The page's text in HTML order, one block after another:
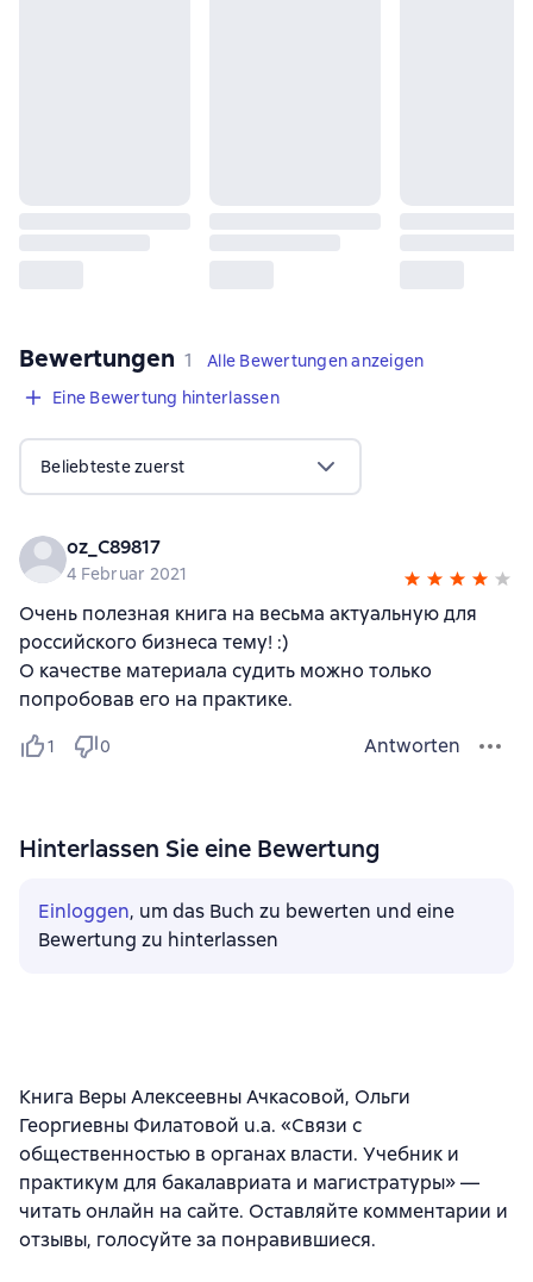
Bewertungen 1 Bewertung
1
Alle Bewertungen anzeigen
Eine Bewertung hinterlassen
Beliebteste zuerst
oz_C89817
4 Februar 2021
Очень полезная книга на весьма актуальную для
российского бизнеса тему! :)
О качестве материала судить можно только
попробовав его на практике.
1 0 Antworten
Hinterlassen Sie eine Bewertung
Einloggen, um das Buch zu bewerten und eine
Bewertung zu hinterlassen
Книга Веры Алексеевны Ачкасовой, Ольги
Георгиевны Филатовой u.a. «Связи с
общественностью в органах власти. Учебник и
практикум для бакалавриата и магистратуры» —
читать онлайн на сайте. Оставляйте комментарии и
отзывы, голосуйте за понравившиеся.